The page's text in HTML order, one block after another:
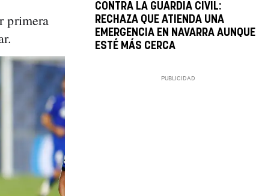
primera
CONTRA LA GUARDIA CIVIL:
RECHAZA QUE ATIENDA UNA
EMERGENCIA EN NAVARRA AUNQUE
ESTÉ MÁS CERCA